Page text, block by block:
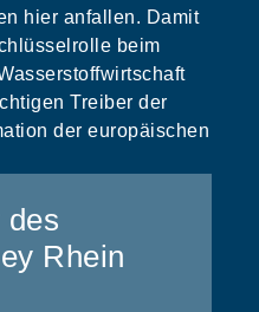
hier anfallen. Damit
beim
Treiber der
der europäischen
des
Rhein